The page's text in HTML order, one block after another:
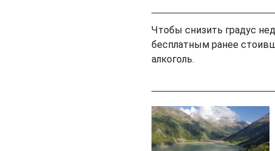
Чтобы снизить градус
бесплатным ранее
алкоголь.